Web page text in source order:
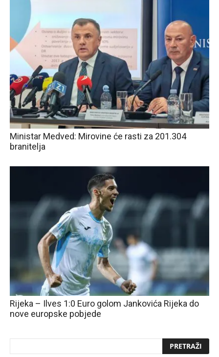
Ministar Medved: Mirovine će rasti za 201.304
branitelja
Rijeka – Ilves 1:0 Euro golom Jankovića Rijeka do
nove europske pobjede